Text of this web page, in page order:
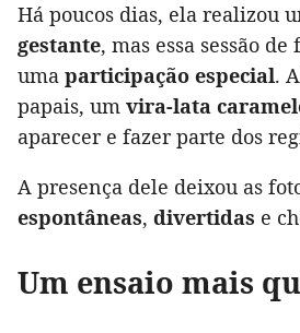
Há poucos dias, ela realizou
gestante, mas essa sessão
uma participação especial.
papais, um vira-lata
aparecer e fazer parte dos
A presença dele deixou as
espontâneas, divertidas e
Um ensaio mais